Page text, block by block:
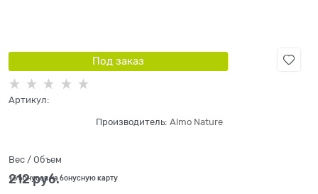
Под заказ
Артикул:
Производитель: Almo Nature
Вес / Объем
212 руб.
+6 бонусов на бонусную карту